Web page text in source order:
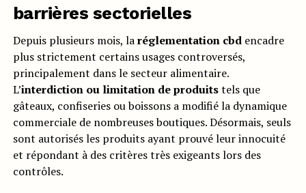
barrières sectorielles
Depuis plusieurs mois, laréglementation cbdencadre
plus strictement certains usages controversés,
principalement dans le secteur alimentaire.
L’interdiction ou limitation de produitstels que
gâteaux, confiseries ou boissons a modifié la dynamique
commerciale de nombreuses boutiques. Désormais, seuls
sont autorisés les produits ayant prouvé leur innocuité
et répondant à des critères très exigeants lors des
contrôles.